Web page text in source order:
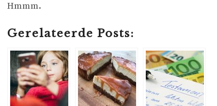
Hmmm.
Gerelateerde Posts: